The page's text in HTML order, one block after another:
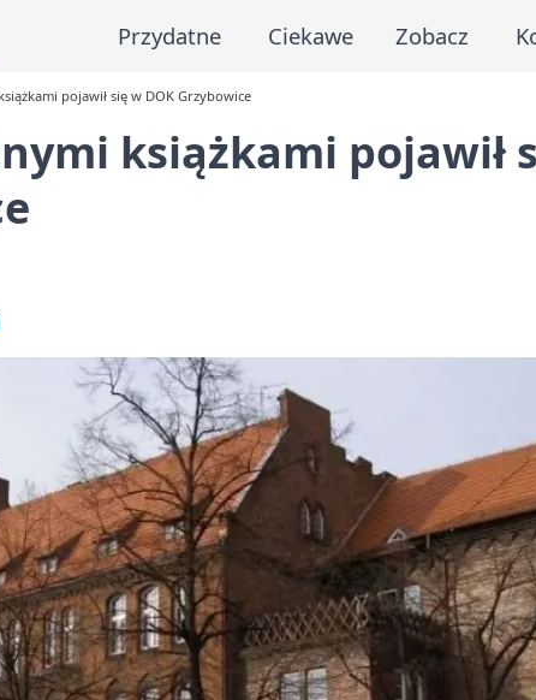
Przydatne Ciekawe Zobacz
pojawił się w DOK Grzybowice
książkami pojawił